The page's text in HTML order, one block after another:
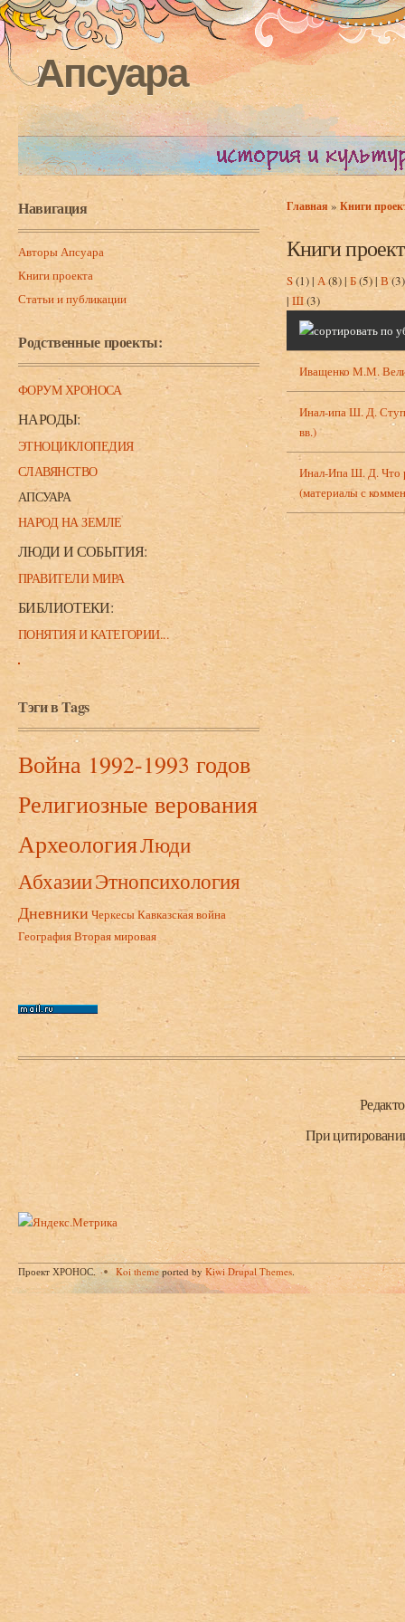
Апсуара
Навигация
Авторы Апсуара
Книги проекта
Статьи и публикации
Родственные проекты:
ФОРУМ ХРОНОСА
НАРОДЫ:
ЭТНОЦИКЛОПЕДИЯ
СЛАВЯНСТВО
АПСУАРА
НАРОД НА ЗЕМЛЕ
ЛЮДИ И СОБЫТИЯ:
ПРАВИТЕЛИ МИРА
БИБЛИОТЕКИ:
ПОНЯТИЯ И КАТЕГОРИИ...
Тэги в Tags
Война 1992-1993 годов
Религиозные верования
АрхеологияЛюди
АбхазииЭтнопсихология
Дневники ЧеркесыКавказская война
ГеографияВторая мировая
Вы здесь
Главная » Книги
Книги
S(1)| А(8)| Б(5)| В
|Ш(3)
Иващенко М.М.
Инал-ипа Ш. Д.
вв.)
Инал-Ипа Ш. Д. Что
(материалы с
Нижний колонтитул
При
Проект ХРОНОС. Koi themeported byKiwi Drupal Themes.